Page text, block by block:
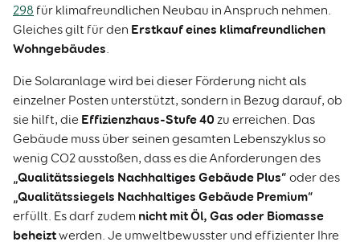
298 für klimafreundlichen Neubau in Anspruch nehmen.
Gleiches gilt für den Erstkauf eines klimafreundlichen
Wohngebäudes.
Die Solaranlage wird bei dieser Förderung nicht als
einzelner Posten unterstützt, sondern in Bezug darauf, ob
sie hilft, die Effizienz­haus-Stufe 40zu erreichen. Das
Gebäude muss über seinen gesamten Lebenszyklus so
wenig CO2 ausstoßen, dass es die An­forderungen des
„Qualitäts­siegels Nachhaltiges Gebäude Plus“ oder des
„Qualitäts­siegels Nach­haltiges Gebäude Premium“
erfüllt. Es darf zudem nicht mit Öl, Gas oder Biomasse
beheiztwerden. Je umweltbewusster und effizienter Ihre